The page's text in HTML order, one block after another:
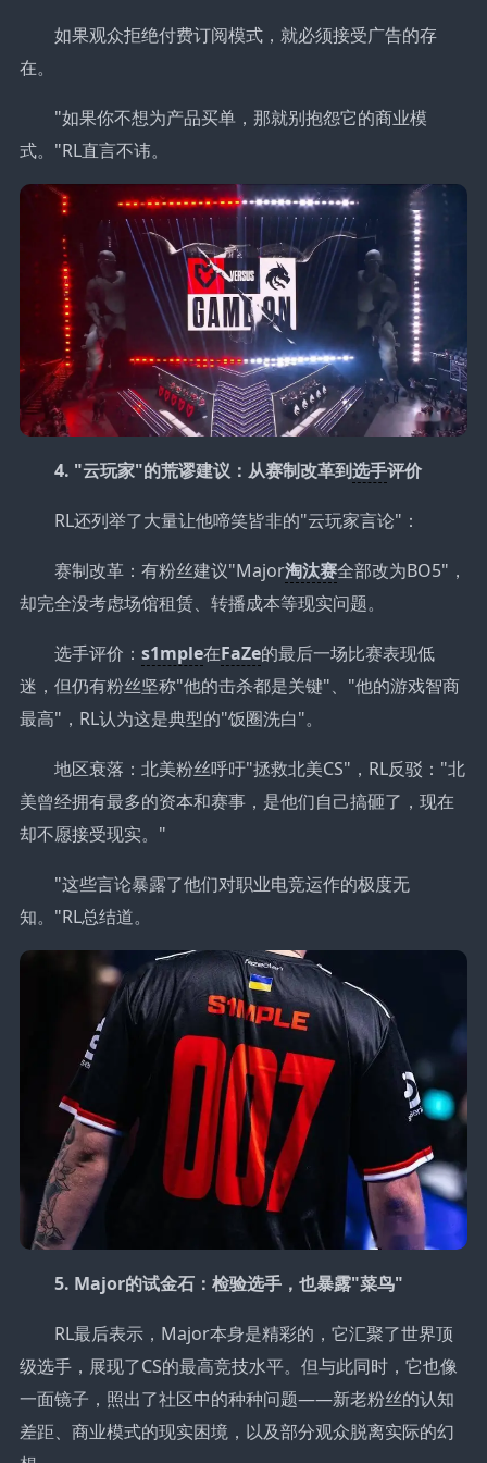
如果观众拒绝付费订阅模式，就必须接受广告的存
在。
"如果你不想为产品买单，那就别抱怨它的商业模
式。"RL直言不讳。
4. "云玩家"的荒谬建议：从赛制改革到选手评价
RL还列举了大量让他啼笑皆非的"云玩家言论"：
赛制改革：有粉丝建议"Major淘汰赛全部改为BO5"，
却完全没考虑场馆租赁、转播成本等现实问题。
选手评价： s1mple在FaZe的最后一场比赛表现低
迷，但仍有粉丝坚称"他的击杀都是关键"、"他的游戏智商
最高"，RL认为这是典型的"饭圈洗白"。
地区衰落：北美粉丝呼吁"拯救北美CS"，RL反驳："北
美曾经拥有最多的资本和赛事，是他们自己搞砸了，现在
却不愿接受现实。"
"这些言论暴露了他们对职业电竞运作的极度无
知。"RL总结道。
5. Major的试金石：检验选手，也暴露"菜鸟"
RL最后表示，Major本身是精彩的，它汇聚了世界顶
级选手，展现了CS的最高竞技水平。但与此同时，它也像
一面镜子，照出了社区中的种种问题——新老粉丝的认知
差距、商业模式的现实困境，以及部分观众脱离实际的幻